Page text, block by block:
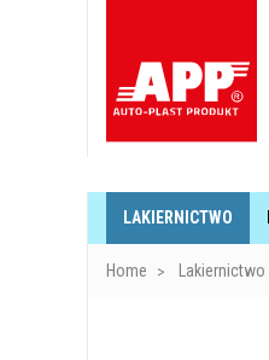
LAKIERNICTWO
Home Lakiernictwo